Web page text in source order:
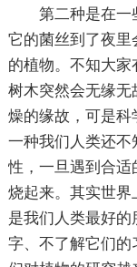
第二种是在一
它的菌丝到了夜
的植物。不知大
树木突然会无缘
燥的缘故，可是科
一种我们人类还
性，一旦遇到合
烧起来。其实世界
是我们人类最好
字、不了解它们